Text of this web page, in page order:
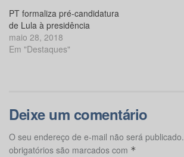
PT formaliza pré-candidatura
de Lula à presidência
maio 28, 2018
Em "Destaques"
Deixe um comentário
O seu endereço de e-mail não será publicado.
obrigatórios são marcados com *